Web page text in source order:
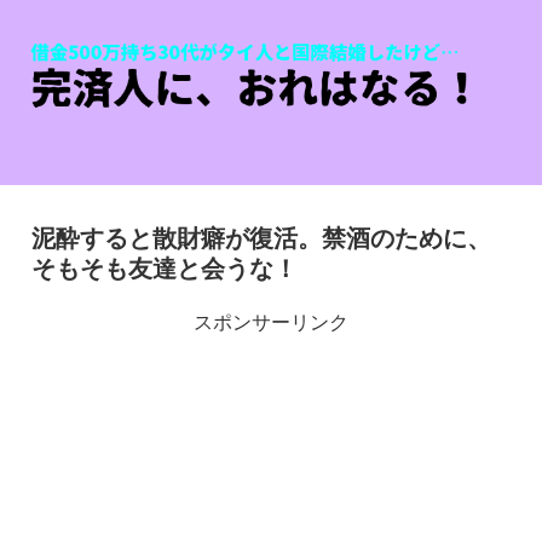
泥酔すると散財癖が復活。禁酒のために、
そもそも友達と会うな！
スポンサーリンク